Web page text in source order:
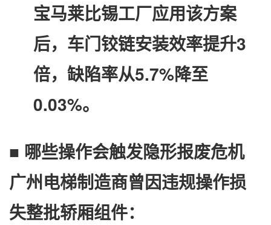
宝马莱比锡工厂应用该方案
后，车门铰链安装效率提升3
倍，缺陷率从5.7%降至
0.03%。
■ 哪些操作会触发隐形报废危机
广州电梯制造商曾因违规操作损
失整批轿厢组件：